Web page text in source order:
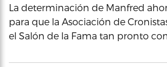
La determinación de Manfred
para que la Asociación de
el Salón de la Fama tan pronto